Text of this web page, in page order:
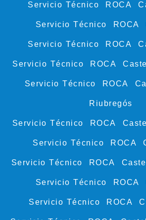
Servicio Técnico ROCA
Servicio Técnico ROCA
Servicio Técnico ROCA
Servicio Técnico ROCA
Servicio Técnico ROCA
Riubregós
Servicio Técnico ROCA
Servicio Técnico ROCA
Servicio Técnico ROCA
Servicio Técnico ROCA
Servicio Técnico ROCA